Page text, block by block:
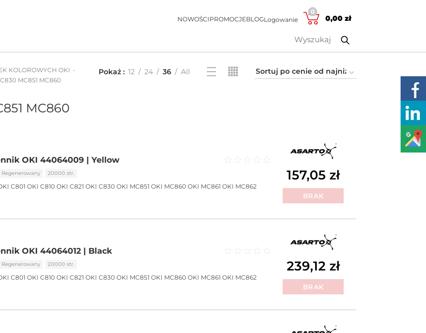
NOWOŚCIPROMOCJEBLOGLogowanie
0
0,00 zł
KOLOROWYCH OKI
MC851 MC860
Pokaż 12 24 36 All
MC860
OKI 44064009 | Yellow
Oceniono 0
Regenerowany 20000 str.
C801 OKI C810 OKI C821 OKI C830 OKI MC851 OKI MC860 OKI MC861 OKI MC862
157,05 zł
BRAK
OKI 44064012 | Black
Oceniono 0
Regenerowany 20000 str.
C801 OKI C810 OKI C821 OKI C830 OKI MC851 OKI MC860 OKI MC861 OKI MC862
239,12 zł
BRAK